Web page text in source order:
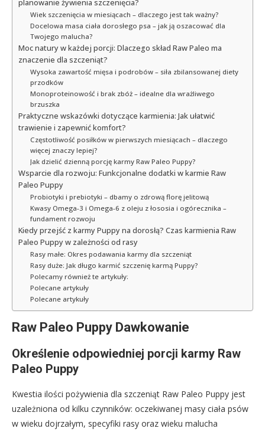
planowanie żywienia szczenięcia?
Wiek szczenięcia w miesiącach – dlaczego jest tak ważny?
Docelowa masa ciała dorosłego psa – jak ją oszacować dla
Twojego malucha?
Moc natury w każdej porcji: Dlaczego skład Raw Paleo ma
znaczenie dla szczeniąt?
Wysoka zawartość mięsa i podrobów – siła zbilansowanej diety
przodków
Monoproteinowość i brak zbóż – idealne dla wrażliwego
brzuszka
Praktyczne wskazówki dotyczące karmienia: Jak ułatwić
trawienie i zapewnić komfort?
Częstotliwość posiłków w pierwszych miesiącach – dlaczego
więcej znaczy lepiej?
Jak dzielić dzienną porcję karmy Raw Paleo Puppy?
Wsparcie dla rozwoju: Funkcjonalne dodatki w karmie Raw
Paleo Puppy
Probiotyki i prebiotyki – dbamy o zdrową florę jelitową
Kwasy Omega-3 i Omega-6 z oleju z łososia i ogórecznika –
fundament rozwoju
Kiedy przejść z karmy Puppy na dorosłą? Czas karmienia Raw
Paleo Puppy w zależności od rasy
Rasy małe: Okres podawania karmy dla szczeniąt
Rasy duże: Jak długo karmić szczenię karmą Puppy?
Polecamy również te artykuły:
Polecane artykuły
Polecane artykuły
Raw Paleo Puppy Dawkowanie
Określenie odpowiedniej porcji karmy Raw
Paleo Puppy
Kwestia ilości pożywienia dla szczeniąt Raw Paleo Puppy jest
uzależniona od kilku czynników: oczekiwanej masy ciała psów
w wieku dojrzałym, specyfiki rasy oraz wieku malucha